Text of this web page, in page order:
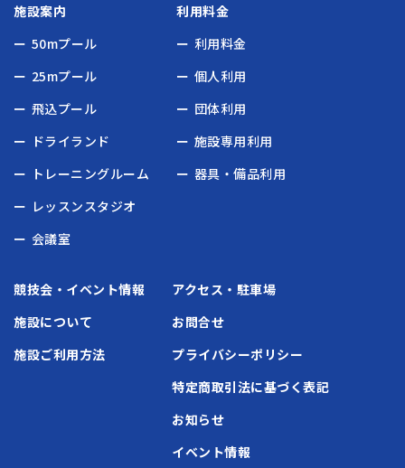
施設案内
50mプール
25mプール
飛込プール
ドライランド
トレーニングルーム
レッスンスタジオ
会議室
利用料金
利用料金
個人利用
団体利用
施設専用利用
器具・備品利用
競技会・イベント情報
施設について
施設ご利用方法
アクセス・駐車場
お問合せ
プライバシーポリシー
特定商取引法に基づく表記
お知らせ
イベント情報